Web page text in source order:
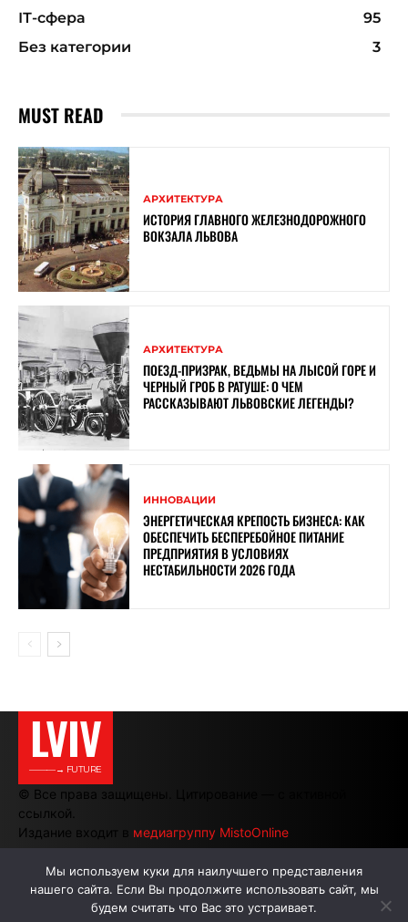
ІТ-сфера
95
Без категории
3
MUST READ
АРХИТЕКТУРА
ИСТОРИЯ ГЛАВНОГО ЖЕЛЕЗНОДОРОЖНОГО
ВОКЗАЛА ЛЬВОВА
АРХИТЕКТУРА
ПОЕЗД-ПРИЗРАК, ВЕДЬМЫ НА ЛЫСОЙ ГОРЕ И
ЧЕРНЫЙ ГРОБ В РАТУШЕ: О ЧЕМ
РАССКАЗЫВАЮТ ЛЬВОВСКИЕ ЛЕГЕНДЫ?
ИННОВАЦИИ
ЭНЕРГЕТИЧЕСКАЯ КРЕПОСТЬ БИЗНЕСА: КАК
ОБЕСПЕЧИТЬ БЕСПЕРЕБОЙНОЕ ПИТАНИЕ
ПРЕДПРИЯТИЯ В УСЛОВИЯХ
НЕСТАБИЛЬНОСТИ 2026 ГОДА
LVIV
———→ FUTURE
© Все права защищены. Цитирование — с активной
ссылкой.
Издание входит в медиагруппу MistoOnline
АВТОРЫ РЕКЛАМА НА САЙТЕ
Мы используем куки для наилучшего представления
нашего сайта. Если Вы продолжите использовать сайт, мы
будем считать что Вас это устраивает.